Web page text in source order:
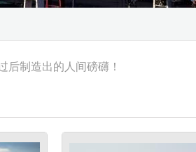
后制造出的人间磅礴！